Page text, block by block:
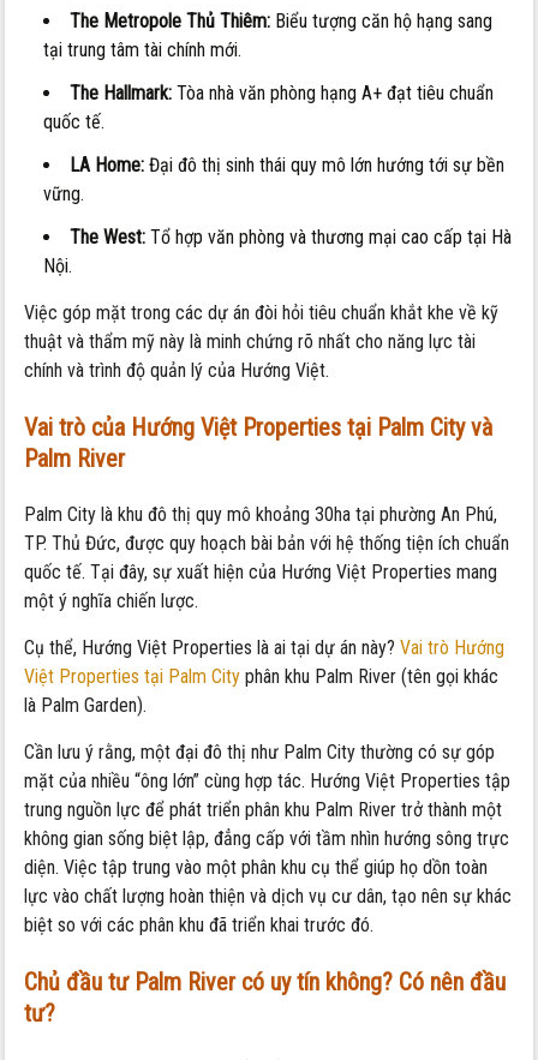
The Metropole Thủ Thiêm: Biểu tượng căn hộ hạng sang
tại trung tâm tài chính mới.
The Hallmark: Tòa nhà văn phòng hạng A+ đạt tiêu chuẩn
quốc tế.
LA Home: Đại đô thị sinh thái quy mô lớn hướng tới sự bền
vững.
The West: Tổ hợp văn phòng và thương mại cao cấp tại Hà
Nội.
Việc góp mặt trong các dự án đòi hỏi tiêu chuẩn khắt khe về kỹ
thuật và thẩm mỹ này là minh chứng rõ nhất cho năng lực tài
chính và trình độ quản lý của Hướng Việt.
Vai trò của Hướng Việt Properties tại Palm City và
Palm River
Palm City là khu đô thị quy mô khoảng 30ha tại phường An Phú,
TP. Thủ Đức, được quy hoạch bài bản với hệ thống tiện ích chuẩn
quốc tế. Tại đây, sự xuất hiện của Hướng Việt Properties mang
một ý nghĩa chiến lược.
Cụ thể, Hướng Việt Properties là ai tại dự án này?Vai trò Hướng
Việt Properties tại Palm City phân khu Palm River (tên gọi khác
là Palm Garden).
Cần lưu ý rằng, một đại đô thị như Palm City thường có sự góp
mặt của nhiều “ông lớn” cùng hợp tác. Hướng Việt Properties tập
trung nguồn lực để phát triển phân khu Palm River trở thành một
không gian sống biệt lập, đẳng cấp với tầm nhìn hướng sông trực
diện. Việc tập trung vào một phân khu cụ thể giúp họ dồn toàn
lực vào chất lượng hoàn thiện và dịch vụ cư dân, tạo nên sự khác
biệt so với các phân khu đã triển khai trước đó.
Chủ đầu tư Palm River có uy tín không? Có nên đầu
tư?